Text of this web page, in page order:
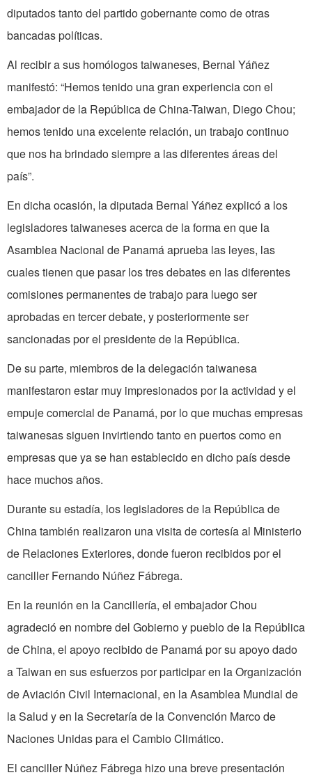
diputados tanto del partido gobernante como de otras
bancadas políticas.
Al recibir a sus homólogos taiwaneses, Bernal Yáñez
manifestó: “Hemos tenido una gran experiencia con el
embajador de la República de China-Taiwan, Diego Chou;
hemos tenido una excelente relación, un trabajo continuo
que nos ha brindado siempre a las diferentes áreas del
país”.
En dicha ocasión, la diputada Bernal Yáñez explicó a los
legisladores taiwaneses acerca de la forma en que la
Asamblea Nacional de Panamá aprueba las leyes, las
cuales tienen que pasar los tres debates en las diferentes
comisiones permanentes de trabajo para luego ser
aprobadas en tercer debate, y posteriormente ser
sancionadas por el presidente de la República.
De su parte, miembros de la delegación taiwanesa
manifestaron estar muy impresionados por la actividad y el
empuje comercial de Panamá, por lo que muchas empresas
taiwanesas siguen invirtiendo tanto en puertos como en
empresas que ya se han establecido en dicho país desde
hace muchos años.
Durante su estadía, los legisladores de la República de
China también realizaron una visita de cortesía al Ministerio
de Relaciones Exteriores, donde fueron recibidos por el
canciller Fernando Núñez Fábrega.
En la reunión en la Cancillería, el embajador Chou
agradeció en nombre del Gobierno y pueblo de la República
de China, el apoyo recibido de Panamá por su apoyo dado
a Taiwan en sus esfuerzos por participar en la Organización
de Aviación Civil Internacional, en la Asamblea Mundial de
la Salud y en la Secretaría de la Convención Marco de
Naciones Unidas para el Cambio Climático.
El canciller Núñez Fábrega hizo una breve presentación